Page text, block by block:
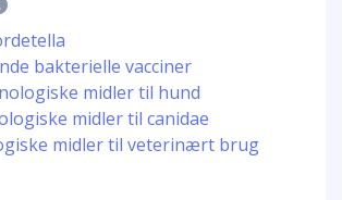
bakterielle vacciner
midler til hund
midler til canidae
midler til veterinært brug